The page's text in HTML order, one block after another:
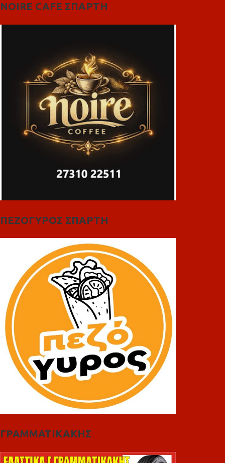
NOIRE CAFE ΣΠΑΡΤΗ
ΠΕΖΟΓΥΡΟΣ ΣΠΑΡΤΗ
ΓΡΑΜΜΑΤΙΚΑΚΗΣ